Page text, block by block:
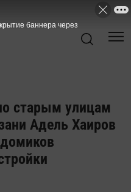
старым улицам
Адель Хаиров
баннера через